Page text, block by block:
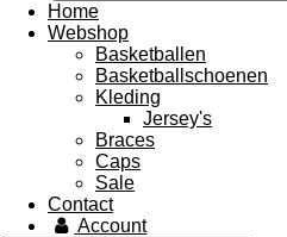
Home
Webshop
Basketballen
Basketballschoenen
Kleding
Jersey's
Braces
Caps
Sale
Contact
Account